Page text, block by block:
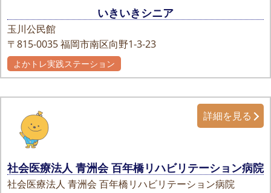
いきいきシニア
玉川公民館
〒815-0035福岡市南区向野1-3-23
よかトレ実践ステーション
社会医療法人 青洲会 百年橋リハビリテーション病院
社会医療法人 青洲会 百年橋リハビリテーション病院
詳細を見る